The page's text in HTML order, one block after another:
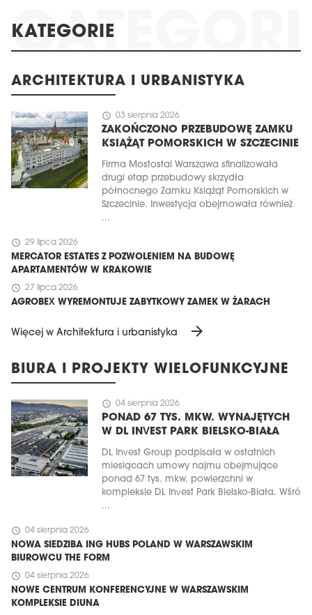
KATEGORIE
ARCHITEKTURA I URBANISTYKA
schedule 03 sierpnia 2026
ZAKOŃCZONO PRZEBUDOWĘ ZAMKU
KSIĄŻĄT POMORSKICH W SZCZECINIE
Firma Mostostal Warszawa sfinalizowała
drugi etap przebudowy skrzydła
północnego Zamku Książąt Pomorskich w
Szczecinie. Inwestycja obejmowała również
...
schedule 29 lipca 2026
MERCATOR ESTATES Z POZWOLENIEM NA BUDOWĘ
APARTAMENTÓW W KRAKOWIE
schedule 27 lipca 2026
AGROBEX WYREMONTUJE ZABYTKOWY ZAMEK W ŻARACH
Więcej w Architektura i urbanistyka arrow_forward
BIURA I PROJEKTY WIELOFUNKCYJNE
schedule 04 sierpnia 2026
PONAD 67 TYS. MKW. WYNAJĘTYCH
W DL INVEST PARK BIELSKO-BIAŁA
DL Invest Group podpisała w ostatnich
miesiącach umowy najmu obejmujące
ponad 67 tys. mkw. powierzchni w
kompleksie DL Invest Park Bielsko-Biała. Wśró
...
schedule 04 sierpnia 2026
NOWA SIEDZIBA ING HUBS POLAND W WARSZAWSKIM
BIUROWCU THE FORM
schedule 04 sierpnia 2026
NOWE CENTRUM KONFERENCYJNE W WARSZAWSKIM
KOMPLEKSIE DIUNA